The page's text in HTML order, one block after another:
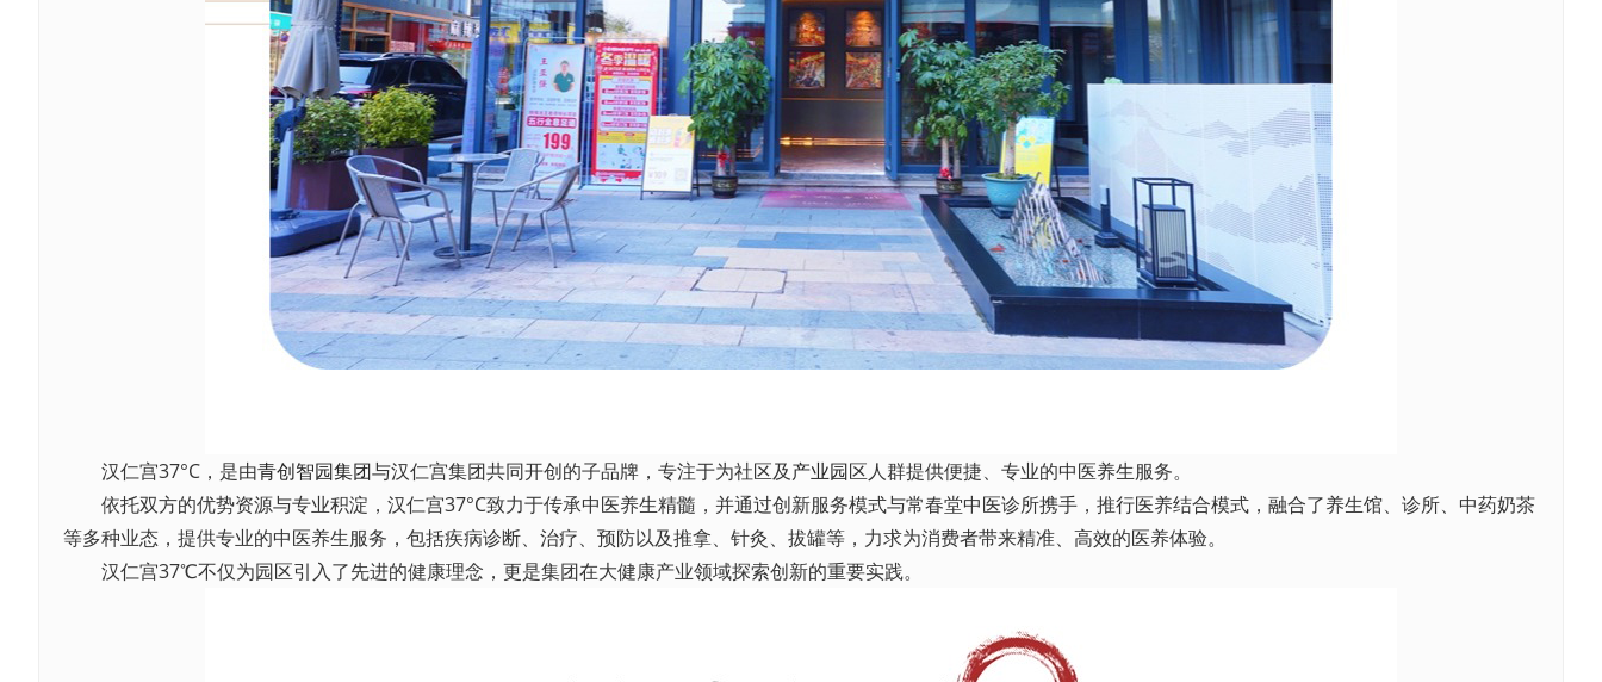
汉仁宫37°C，是由青创智园集团与汉仁宫集团共同开创的子品牌，专注于为社区及产业园区人群提供便捷、专业的中医养生服务。
依托双方的优势资源与专业积淀，汉仁宫37°C致力于传承中医养生精髓，并通过创新服务模式与常春堂中医诊所携手，推行医养结合模式，融合了养生馆、诊所、中药奶茶
等多种业态，提供专业的中医养生服务，包括疾病诊断、治疗、预防以及推拿、针灸、拔罐等，力求为消费者带来精准、高效的医养体验。
汉仁宫37℃不仅为园区引入了先进的健康理念，更是集团在大健康产业领域探索创新的重要实践。